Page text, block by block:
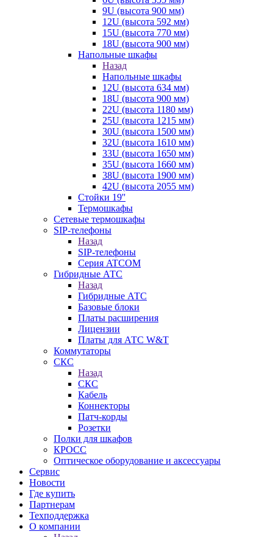
9U (высота 900 мм)
12U (высота 592 мм)
15U (высота 770 мм)
18U (высота 900 мм)
Напольные шкафы
Назад
Напольные шкафы
12U (высота 634 мм)
18U (высота 900 мм)
22U (высота 1180 мм)
25U (высота 1215 мм)
30U (высота 1500 мм)
32U (высота 1610 мм)
33U (высота 1650 мм)
35U (высота 1660 мм)
38U (высота 1900 мм)
42U (высота 2055 мм)
Стойки 19''
Термошкафы
Сетевые термошкафы
SIP-телефоны
Назад
SIP-телефоны
Серия ATCOM
Гибридные АТС
Назад
Гибридные АТС
Базовые блоки
Платы расширения
Лицензии
Платы для АТС W&T
Коммутаторы
СКС
Назад
СКС
Кабель
Коннекторы
Патч-корды
Розетки
Полки для шкафов
КРОСС
Оптическое оборудование и аксессуары
Сервис
Новости
Где купить
Партнерам
Техподдержка
О компании